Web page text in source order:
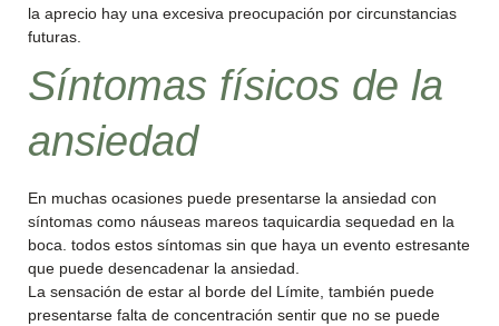
la aprecio hay una excesiva preocupación por circunstancias
futuras.
Síntomas físicos de la
ansiedad
En muchas ocasiones puede presentarse la ansiedad con
síntomas como náuseas mareos taquicardia sequedad en la
boca. todos estos síntomas sin que haya un evento estresante
que puede desencadenar la ansiedad.
La sensación de estar al borde del Límite, también puede
presentarse falta de concentración sentir que no se puede